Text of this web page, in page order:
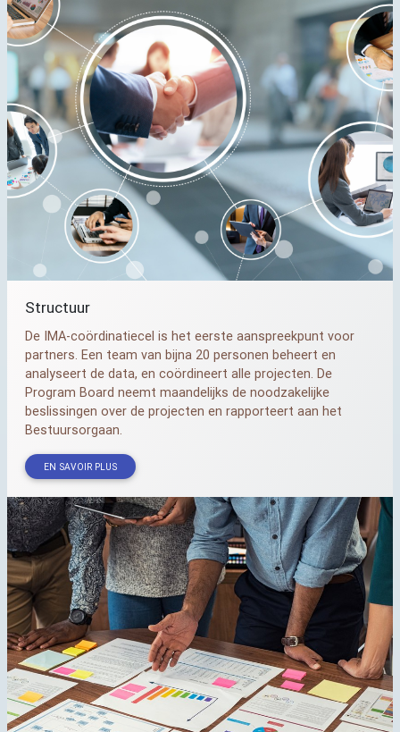
Structuur
De IMA-coördinatiecel is het eerste aanspreekpunt voor
partners. Een team van bijna 20 personen beheert en
analyseert de data, en coördineert alle projecten. De
Program Board neemt maandelijks de noodzakelijke
beslissingen over de projecten en rapporteert aan het
Bestuursorgaan.
EN SAVOIR PLUS